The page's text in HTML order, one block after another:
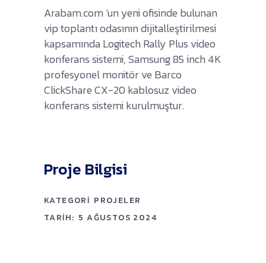
Arabam.com ‘un yeni ofisinde bulunan
vip toplantı odasının dijitalleştirilmesi
kapsamında Logitech Rally Plus video
konferans sistemi, Samsung 85 inch 4K
profesyonel monitör ve Barco
ClickShare CX-20 kablosuz video
konferans sistemi kurulmuştur.
Proje Bilgisi
KATEGORI PROJELER
TARIH: 5 AĞUSTOS 2024